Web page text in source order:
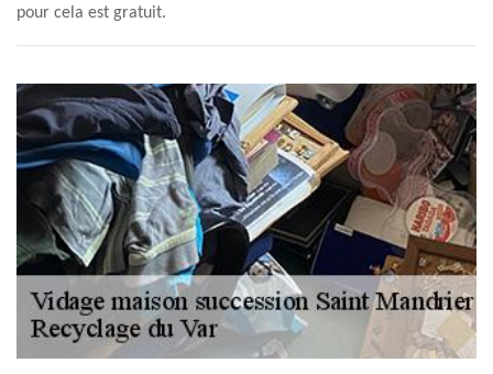
pour cela est gratuit.